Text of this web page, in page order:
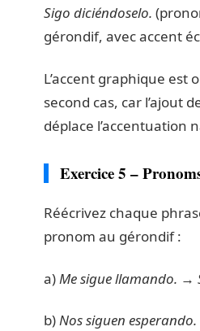
Sigo diciéndoselo.
gérondif, avec accent
L’accent graphique est
second cas, car l’ajout
déplace l’accentuation
Exercice 5 –
Réécrivez chaque
pronom au gérondif :
a)Me sigue llamando. →
b)Nos siguen esperando.